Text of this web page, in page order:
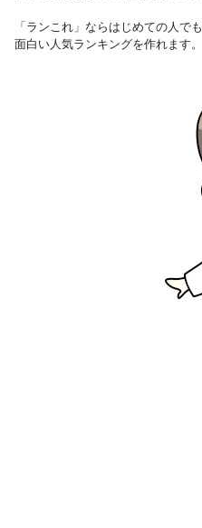
「ランこれ」ならはじめての人でも
面白い人気ランキングを作れます。